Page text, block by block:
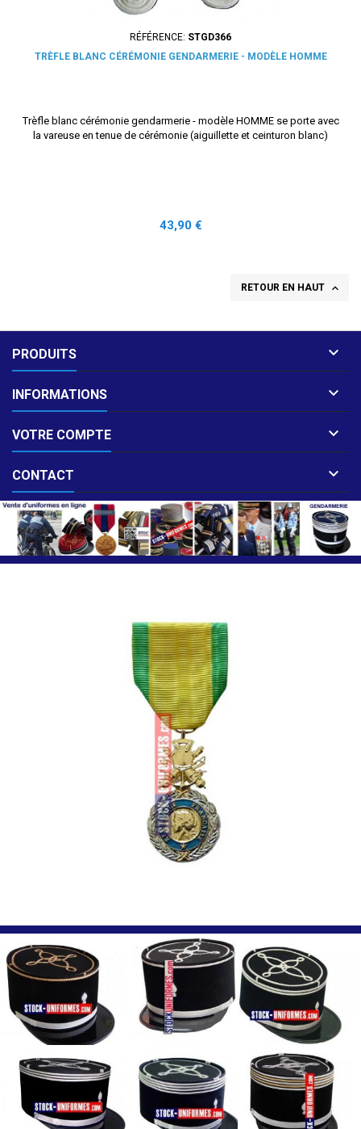
RÉFÉRENCE: STGD366
TRÈFLE BLANC CÉRÉMONIE GENDARMERIE - MODÈLE HOMME
Trèfle blanc cérémonie gendarmerie - modèle HOMME se porte avec
la vareuse en tenue de cérémonie (aiguillette et ceinturon blanc)
Prix
43,90 €
RETOUR EN HAUT 
PRODUITS 
INFORMATIONS 
VOTRE COMPTE 
CONTACT 